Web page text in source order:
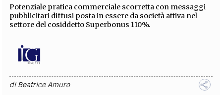
Potenziale pratica commerciale scorretta con messaggi
pubblicitari diffusi posta in essere da società attiva nel
settore del cosiddetto Superbonus 110%.
diBeatrice Amuro